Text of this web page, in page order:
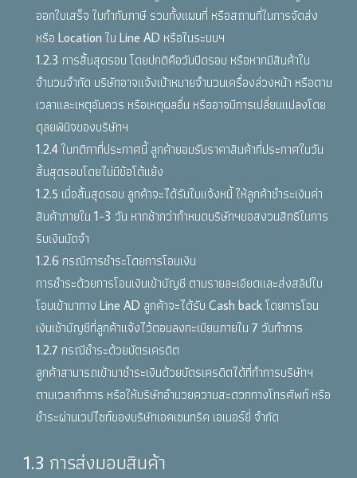
ออกใบเสร็จ ใบกำกับภาษี รวมทั้งแผนที่ หรือสถานที่ในการจัดส่ง
หรือ Location ใน Line AD หรือในระบบฯ
1.2.3 การสิ้นสุดรอบ โดยปกติคือวันปิดรอบ หรือหากมีสินค้าใน
จำนวนจำกัด บริษัทอาจแจ้งเป้าหมายจำนวนเครื่องล่วงหน้า หรือตาม
เวลาและเหตุอันควร หรือเหตุผลอื่น หรืออาจมีการเปลี่ยนแปลงโดย
ดุลยพินิจของบริษัทฯ
1.2.4 ในกติกาที่ประกาศนี้ ลูกค้ายอมรับราคาสินค้าที่ประกาศในวัน
สิ้นสุดรอบโดยไม่มีข้อโต้แย้ง
1.2.5 เมื่อสิ้นสุดรอบ ลูกค้าจะได้รับใบแจ้งหนี้ ให้ลูกค้าชำระเงินค่า
สินค้าภายใน 1-3 วัน หากช้ากว่ากำหนดบริษัทฯขอสงวนสิทธิในการ
ริบเงินมัดจำ
1.2.6 กรณีการชำระโดยการโอนเงิน
การชำระด้วยการโอนเงินเข้าบัญชี ตามรายละเอียดและส่งสลิปใบ
โอนเข้ามาทาง Line AD ลูกค้าจะได้รับ Cash back โดยการโอน
เงินเช้าบัญชีที่ลูกค้าแจ้งไว้ตอนลงทะเบียนภายใน 7 วันทำการ
1.2.7 กรณีชำระด้วยบัตรเครดิต
ลูกค้าสามารถเข้ามาชำระเงินด้วยบัตรเครดิตได้ที่ทำการบริษัทฯ
ตามเวลาทำการ หรือให้บริษัทอำนวยความสะดวกทางโทรศัพท์ หรือ
ชำระผ่านเวปไซท์ของบริษัทเอคเซนทริค เอเนอร์ยี่ จำกัด
1.3 การส่งมอบสินค้า